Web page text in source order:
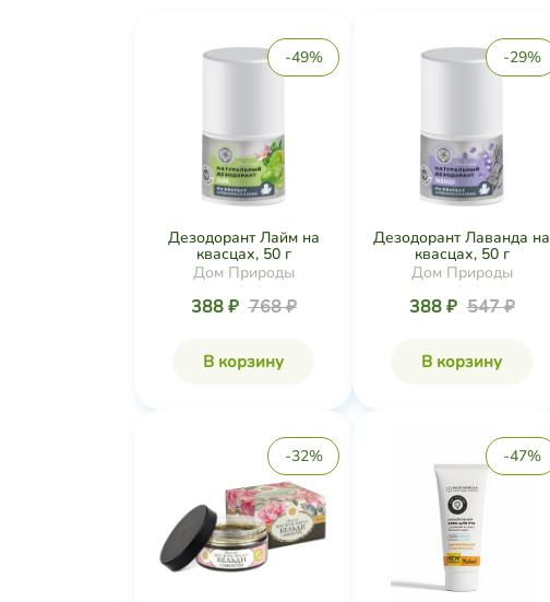
-49%
Дезодорант Лайм на
квасцах, 50 г
Дом Природы
388 ₽ 768 ₽
В корзину
-29%
Дезодорант Лаванда на
квасцах, 50 г
Дом Природы
388 ₽ 547 ₽
В корзину
-32% -47%